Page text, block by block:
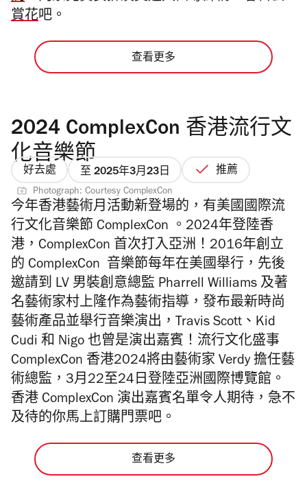
賞花吧。
查看更多
2024 ComplexCon 香港流行文
化音樂節
好去處 至 2025年3月23日 推薦
Photograph: Courtesy ComplexCon
今年香港藝術月活動新登場的，有美國國際流
行文化音樂節 ComplexCon 。2024年登陸香
港，ComplexCon 首次打入亞洲！2016年創立
的 ComplexCon 音樂節每年在美國舉行，先後
邀請到 LV 男裝創意總監 Pharrell Williams 及著
名藝術家村上隆作為藝術指導，發布最新時尚
藝術產品並舉行音樂演出，Travis Scott、Kid
Cudi 和 Nigo 也曾是演出嘉賓！流行文化盛事
ComplexCon 香港2024將由藝術家 Verdy 擔任藝
術總監，3月22至24日登陸亞洲國際博覽館。
香港 ComplexCon 演出嘉賓名單令人期待，急不
及待的你馬上訂購門票吧。
查看更多